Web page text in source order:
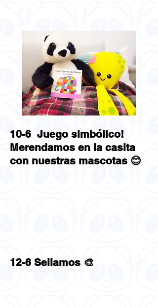
10-6 Juego simbólico!
Merendamos en la casita
con nuestras mascotas 😊
12-6 Sellamos 🎨